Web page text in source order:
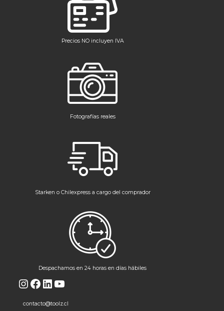
Precios NO incluyen IVA
Fotografías reales
Starken o Chilexpress a cargo del comprador
Despachamos en 24 horas en días hábiles
Instagram
Facebook
LinkedIn
YouTube
contacto@toolz.cl